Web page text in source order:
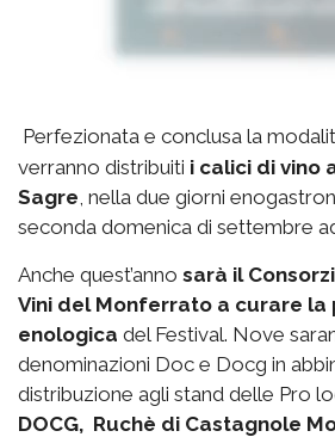
Perfezionata e conclusa la
verranno distribuiti i calici di vino
Sagre , nella due giorni
seconda domenica di settembre
Anche quest’anno sarà il
Vini del Monferrato a curare la
enologica del Festival. Nove
denominazioni Doc e Docg in
distribuzione agli stand delle Pro
DOCG, Ruchè di Castagnole